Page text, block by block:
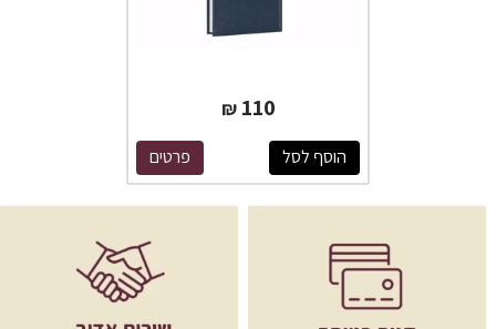
110
₪
הוסף לסל פרטים